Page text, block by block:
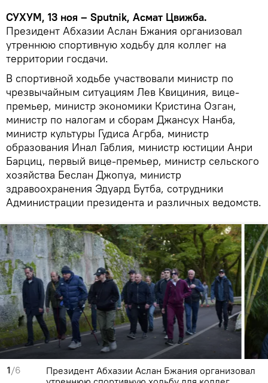
СУХУМ, 13 ноя – Sputnik, Асмат Цвижба.
Президент Абхазии Аслан Бжания организовал
утреннюю спортивную ходьбу для коллег на
территории госдачи.
В спортивной ходьбе участвовали министр по
чрезвычайным ситуациям Лев Квициния, вице-
премьер, министр экономики Кристина Озган,
министр по налогам и сборам Джансух Нанба,
министр культуры Гудиса Агрба, министр
образования Инал Габлия, министр юстиции Анри
Барциц, первый вице-премьер, министр сельского
хозяйства Беслан Джопуа, министр
здравоохранения Эдуард Бутба, сотрудники
Администрации президента и различных ведомств.
1/6
Президент Абхазии Аслан Бжания организовал